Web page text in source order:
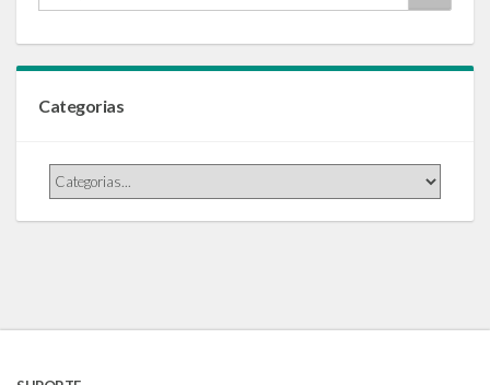
Categorias